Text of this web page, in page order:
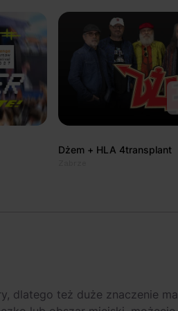
Dżem + HLA 4transplant
dlatego też duże znaczenie ma